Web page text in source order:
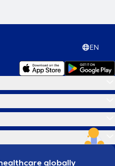
EN
globally